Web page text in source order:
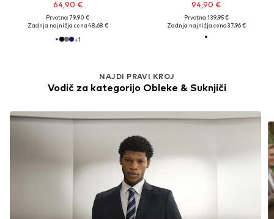
64,90 €
Prvotno: 79,90 €
Zadnja najnižja cena48,68 €
+1
94,90 €
Prvotno: 139,95 €
Zadnja najnižja cena37,96 €
NAJDI PRAVI KROJ
Vodič za kategorijo Obleke & Suknjiči